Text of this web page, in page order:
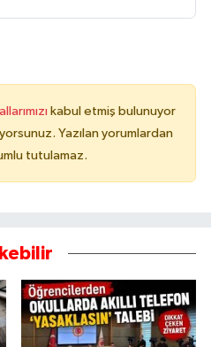
kabul etmiş bulunuyor
Yazılan yorumlardan
tutulamaz.